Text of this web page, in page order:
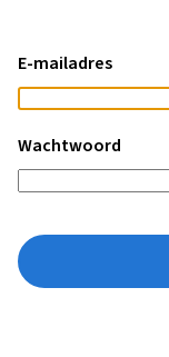
E-mailadres
Wachtwoord